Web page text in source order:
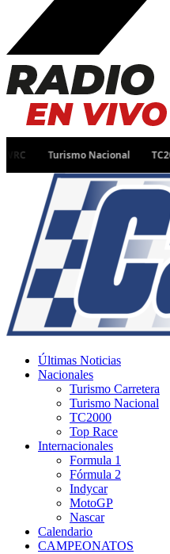
Turismo Nacional TC2000
Últimas Noticias
Nacionales
Turismo Carretera
Turismo Nacional
TC2000
Top Race
Internacionales
Formula 1
Fórmula 2
Indycar
MotoGP
Nascar
Calendario
CAMPEONATOS